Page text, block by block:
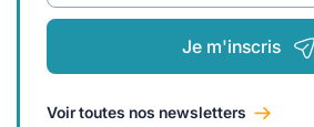
Je m'inscris
Voir toutes nos newsletters